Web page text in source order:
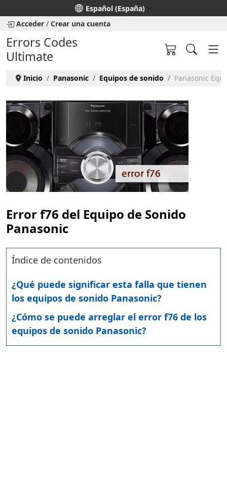
Seleccione su idioma
Español (España)
Acceder / Crear una cuenta
Errors Codes
Ultimate
Inicio Panasonic Equipos de sonido Panasonic
Error f76 del Equipo de Sonido
Panasonic
Índice de contenidos
¿Qué puede significar esta falla que tienen
los equipos de sonido Panasonic?
¿Cómo se puede arreglar el error f76 de los
equipos de sonido Panasonic?